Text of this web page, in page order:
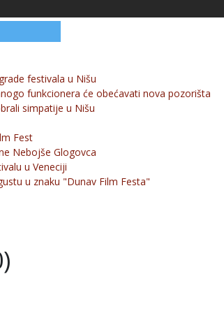
festivala u Nišu
funkcionera će obećavati nova pozorišta
simpatije u Nišu
Fest
Nebojše Glogovca
u Veneciji
u znaku "Dunav Film Festa"